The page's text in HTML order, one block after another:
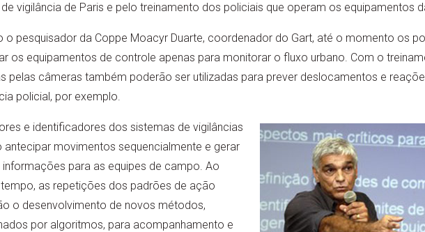
vigilância de Paris e pelo treinamento dos policiais que operam os equipamentos
o pesquisador da Coppe Moacyr Duarte, coordenador do Gart, até o momento os
os equipamentos de controle apenas para monitorar o fluxo urbano. Com o
pelas câmeras também poderão ser utilizadas para prever deslocamentos e
policial, por exemplo.
e identificadores dos sistemas de vigilâncias
antecipar movimentos sequencialmente e gerar
informações para as equipes de campo. Ao
as repetições dos padrões de ação
o desenvolvimento de novos métodos,
por algoritmos, para acompanhamento e